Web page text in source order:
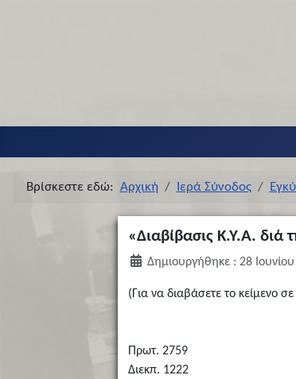
Βρίσκεστε εδώ: Αρχική Ιερά Σύνοδος
«Διαβίβασις Κ.Υ.Α. διά
Δημιουργήθηκε : 28
(Για να διαβάσετε το κείμενο
Πρωτ. 2759
Διεκπ. 1222